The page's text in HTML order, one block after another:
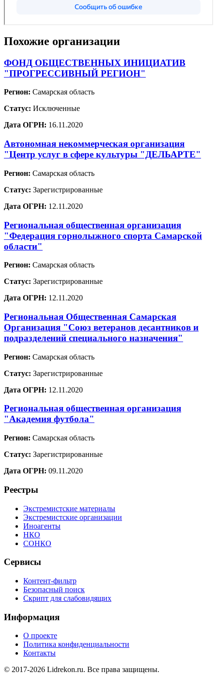
Похожие организации
ФОНД ОБЩЕСТВЕННЫХ ИНИЦИАТИВ
"ПРОГРЕССИВНЫЙ РЕГИОН"
Регион: Самарская область
Статус: Исключенные
Дата ОГРН: 16.11.2020
Автономная некоммерческая организация
"Центр услуг в сфере культуры "ДЕЛЬАРТЕ"
Регион: Самарская область
Статус: Зарегистрированные
Дата ОГРН: 12.11.2020
Региональная общественная организация
"Федерация горнолыжного спорта Самарской
области"
Регион: Самарская область
Статус: Зарегистрированные
Дата ОГРН: 12.11.2020
Региональная Общественная Самарская
Организация "Союз ветеранов десантников и
подразделений специального назначения"
Регион: Самарская область
Статус: Зарегистрированные
Дата ОГРН: 12.11.2020
Региональная общественная организация
"Академия футбола"
Регион: Самарская область
Статус: Зарегистрированные
Дата ОГРН: 09.11.2020
Реестры
Экстремистские материалы
Экстремистские организации
Иноагенты
НКО
СОНКО
Сервисы
Контент-фильтр
Безопасный поиск
Скрипт для слабовидящих
Информация
О проекте
Политика конфиденциальности
Контакты
© 2017-2026 Lidrekon.ru. Все права защищены.